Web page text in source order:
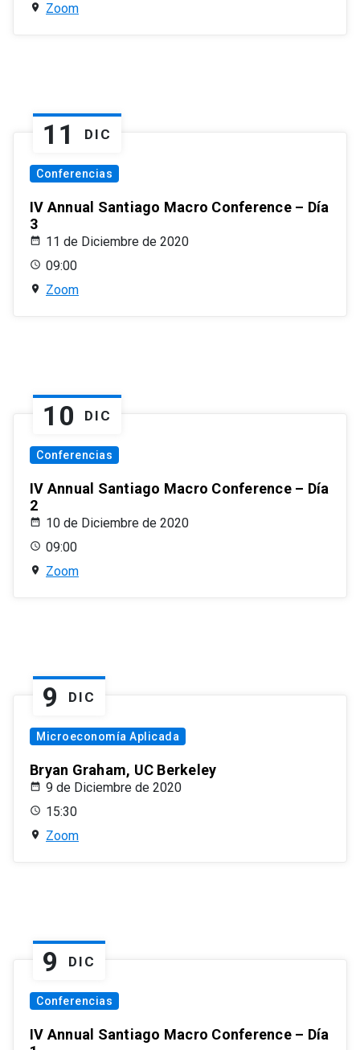
Zoom
11 DIC
Conferencias
IV Annual Santiago Macro Conference – Día
3
11 de Diciembre de 2020
09:00
Zoom
10 DIC
Conferencias
IV Annual Santiago Macro Conference – Día
2
10 de Diciembre de 2020
09:00
Zoom
9 DIC
Microeconomía Aplicada
Bryan Graham, UC Berkeley
9 de Diciembre de 2020
15:30
Zoom
9 DIC
Conferencias
IV Annual Santiago Macro Conference – Día